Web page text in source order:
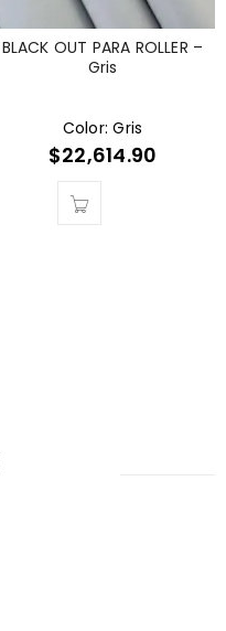
BLACK OUT PARA ROLLER –
Gris
Color: Gris
$22,614.90